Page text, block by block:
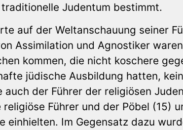
Judentum bestimmt.
auf der Weltanschauung seiner
Assimilation und Agnostiker
kommen, die nicht koschere
jüdische Ausbildung hatten, kein
der Führer der religiösen
Führer und der Pöbel (15)
einhielten. Im Gegensatz dazu